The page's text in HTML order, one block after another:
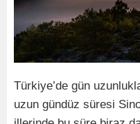
Türkiye’de gün
uzun gündüz süresi